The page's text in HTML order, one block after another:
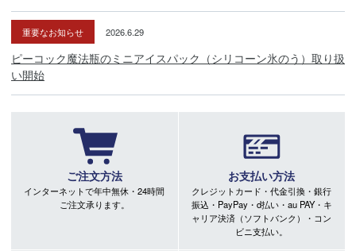
重要なお知らせ 2026.6.29
ピーコック魔法瓶のミニアイスパック（シリコーン氷のう）取り扱
い開始
ご注文方法
インターネットで年中無休・24時間
ご注文承ります。
お支払い方法
クレジットカード・代金引換・銀行
振込・PayPay・d払い・au PAY・キ
ャリア決済（ソフトバンク）・コン
ビニ支払い。